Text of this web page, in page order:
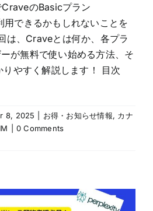
のBasicプラン
用できるかもしれないことを
は、Craveとは何か、各プラ
が無料で使い始める方法、そ
りやすく解説します！ 目次
8, 2025 お得・お知らせ情報, カナ
0 Comments